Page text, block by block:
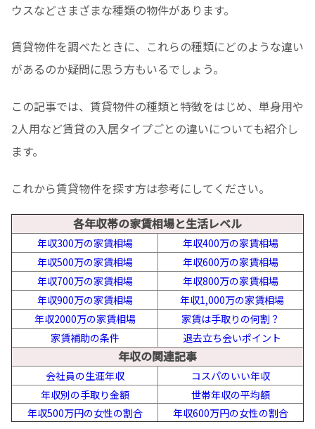
ウスなどさまざまな種類の物件があります。
賃貸物件を調べたときに、これらの種類にどのような違い
があるのか疑問に思う方もいるでしょう。
この記事では、賃貸物件の種類と特徴をはじめ、単身用や
2人用など賃貸の入居タイプごとの違いについても紹介し
ます。
これから賃貸物件を探す方は参考にしてください。
各年収帯の家賃相場と生活レベル
年収300万の家賃相場
年収400万の家賃相場
年収500万の家賃相場
年収600万の家賃相場
年収700万の家賃相場
年収800万の家賃相場
年収900万の家賃相場
年収1,000万の家賃相場
年収2000万の家賃相場
家賃は手取りの何割？
家賃補助の条件
退去立ち会いポイント
年収の関連記事
会社員の生涯年収
コスパのいい年収
年収別の手取り金額
世帯年収の平均額
年収500万円の女性の割合
年収600万円の女性の割合